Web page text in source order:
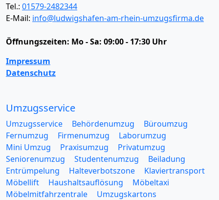
Tel.: 01579-2482344
E-Mail: info@ludwigshafen-am-rhein-umzugsfirma.de
Öffnungszeiten: Mo - Sa: 09:00 - 17:30 Uhr
Impressum
Datenschutz
Umzugsservice
Umzugsservice Behördenumzug
Büroumzug
Fernumzug
Firmenumzug
Laborumzug
Mini Umzug
Praxisumzug
Privatumzug
Seniorenumzug
Studentenumzug
Beiladung
Entrümpelung
Halteverbotszone
Klaviertransport
Möbellift
Haushaltsauflösung
Möbeltaxi
Möbelmitfahrzentrale
Umzugskartons